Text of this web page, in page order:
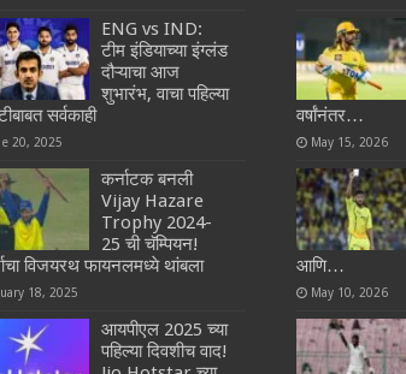
ENG vs IND:
टीम इंडियाच्या इंग्लंड
दौऱ्याचा आज
शुभारंभ, वाचा पहिल्या
सर्वकाही
20, 2025
कर्नाटक बनली
Vijay Hazare
Trophy 2024-
25 ची चॅम्पियन!
विजयरथ फायनलमध्ये थांबला
18, 2025
आयपीएल 2025 च्या
पहिल्या दिवशीच वाद!
वर्षांनंतर…
May 15, 2026
आणि…
May 10, 2026